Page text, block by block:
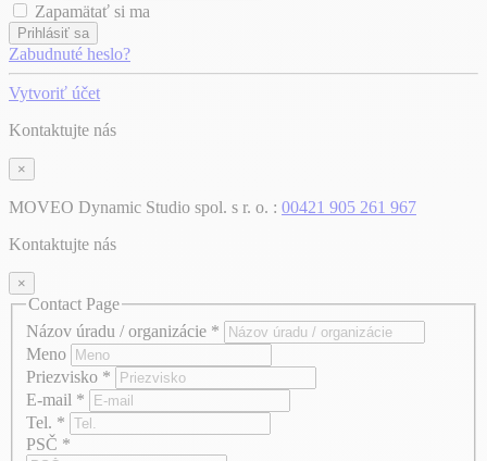
Zapamätať si ma
Prihlásiť sa
Zabudnuté heslo?
Vytvoriť účet
Kontaktujte nás
×
MOVEO Dynamic Studio spol. s r. o. : 00421 905 261 967
Kontaktujte nás
×
Contact Page
Názov úradu / organizácie *
Meno
Priezvisko *
E-mail *
Tel. *
PSČ *